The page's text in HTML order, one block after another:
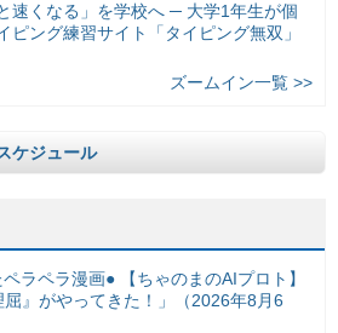
速くなる」を学校へ ─ 大学1年生が個
ピング練習サイト「タイピング無双」
ズームイン一覧 >>
ケジュール
ラペラ漫画● 【ちゃのまのAIプロト】
』がやってきた！」（2026年8月6